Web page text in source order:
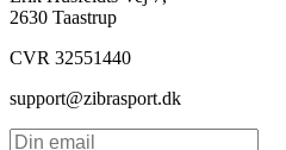
2630 Taastrup
CVR 32551440
support@zibrasport.dk